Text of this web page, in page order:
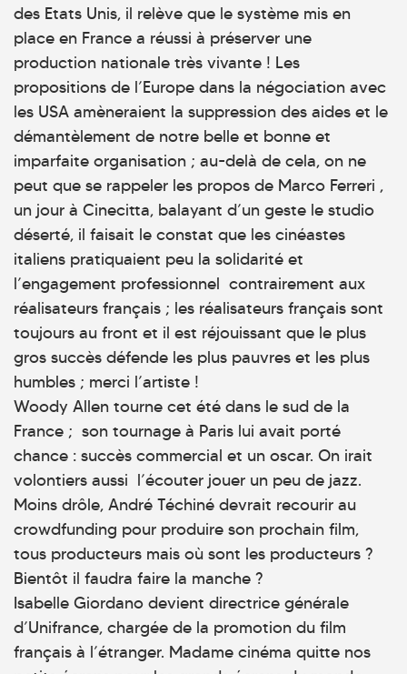
des Etats Unis, il relève que le système mis en
place en France a réussi à préserver une
production nationale très vivante ! Les
propositions de l’Europe dans la négociation avec
les USA amèneraient la suppression des aides et le
démantèlement de notre belle et bonne et
imparfaite organisation ; au-delà de cela, on ne
peut que se rappeler les propos de Marco Ferreri ,
un jour à Cinecitta, balayant d’un geste le studio
déserté, il faisait le constat que les cinéastes
italiens pratiquaient peu la solidarité et
l’engagement professionnel contrairement aux
réalisateurs français ; les réalisateurs français sont
toujours au front et il est réjouissant que le plus
gros succès défende les plus pauvres et les plus
humbles ; merci l’artiste !
Woody Allen tourne cet été dans le sud de la
France ; son tournage à Paris lui avait porté
chance : succès commercial et un oscar. On irait
volontiers aussi l’écouter jouer un peu de jazz.
Moins drôle, André Téchiné devrait recourir au
crowdfunding pour produire son prochain film,
tous producteurs mais où sont les producteurs ?
Bientôt il faudra faire la manche ?
Isabelle Giordano devient directrice générale
d’Unifrance, chargée de la promotion du film
français à l’étranger. Madame cinéma quitte nos